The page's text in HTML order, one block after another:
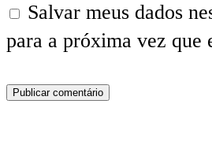
Salvar meus dados
para a próxima vez que